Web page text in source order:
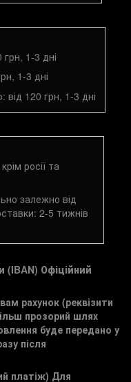
90 грн, 1-3 дні
1-3 дні
120 грн, 1-3 дні
росії та
залежно від
2-5 тижнів
(IBAN) Офіційний
рахунок (реквізити
прозорий шлях
буде передано у
після
платіж) Для